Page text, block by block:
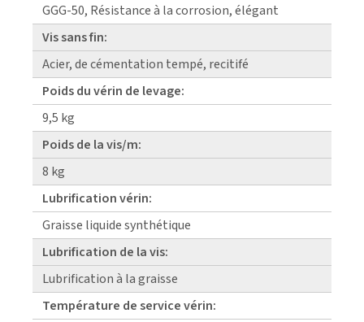
GGG-50, Résistance à la corrosion, élégant
Vis sans fin:
Acier, de cémentation tempé, recitifé
Poids du vérin de levage:
9,5 kg
Poids de la vis/m:
8 kg
Lubrification vérin:
Graisse liquide synthétique
Lubrification de la vis:
Lubrification à la graisse
Température de service vérin: